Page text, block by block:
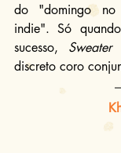
do "domingo
indie". Só
sucesso, Sweater
discreto coro